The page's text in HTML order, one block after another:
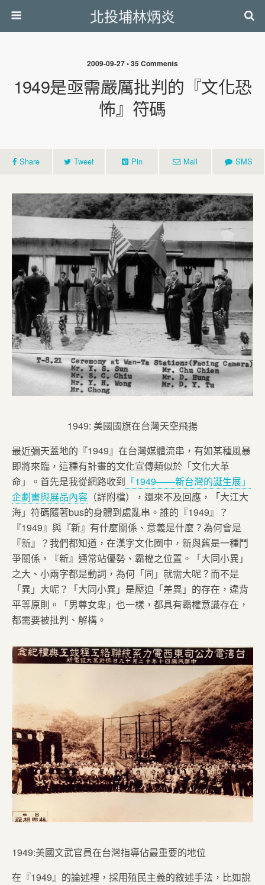
北投埔林炳炎
2009-09-27 • 35 Comments
1949是亟需嚴厲批判的『文化恐
怖』符碼
Share Tweet Pin Mail SMS
1949: 美國國旗在台灣天空飛揚
最近彌天蓋地的『1949』在台灣媒體流串，有如某種風暴
即將來臨，這種有計畫的文化宣傳類似於「文化大革
命」。首先是我從網路收到 「1949――新台灣的誕生展」
企劃書與展品內容 （詳附檔），還來不及回應，「大江大
海」符碼隨著bus的身體到處亂串。誰的『1949』？
『1949』與『新』有什麼關係、意義是什麼？為何會是
『新』？我們都知道，在漢字文化圈中，新與舊是一種鬥
爭關係，『新』通常站優勢、霸權之位置。「大同小異」
之大、小兩字都是動詞，為何「同」就需大呢？而不是
「異」大呢？「大同小異」是壓迫「差異」的存在，違背
平等原則。「男尊女卑」也一樣，都具有霸權意識存在，
都需要被批判、解構。
1949:美國文武官員在台灣指導佔最重要的地位
在『1949』的論述裡，採用殖民主義的敘述手法，比如說